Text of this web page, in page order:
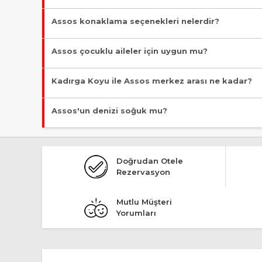
kullanılmaktadır.
Antik Liman'a Behramkale Köyü'nden aşağıya doğru
Assos konaklama seçenekleri nelerdir?
Assos'ta tarihi taş oteller, butik oteller, denize sıfır
Assos çocuklu aileler için uygun mu?
Evet, Assos özellikle Kadırga Koyu'nun sığ ve sakin
Kadırga Koyu ile Assos merkez arası ne kadar?
Kadırga Koyu ile Assos'un merkezi kabul edilen
Assos'un denizi soğuk mu?
Assos'un denizi, Ege Denizi'nin genel karakteristiği olarak
Doğrudan Otele
Rezervasyon
Mutlu Müşteri
Yorumları